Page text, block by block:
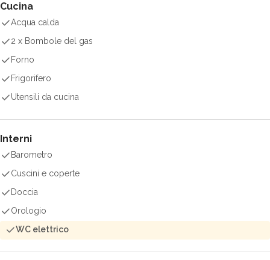
Cucina
Acqua calda
2 x Bombole del gas
Forno
Frigorifero
Utensili da cucina
Interni
Barometro
Cuscini e coperte
Doccia
Orologio
WC elettrico